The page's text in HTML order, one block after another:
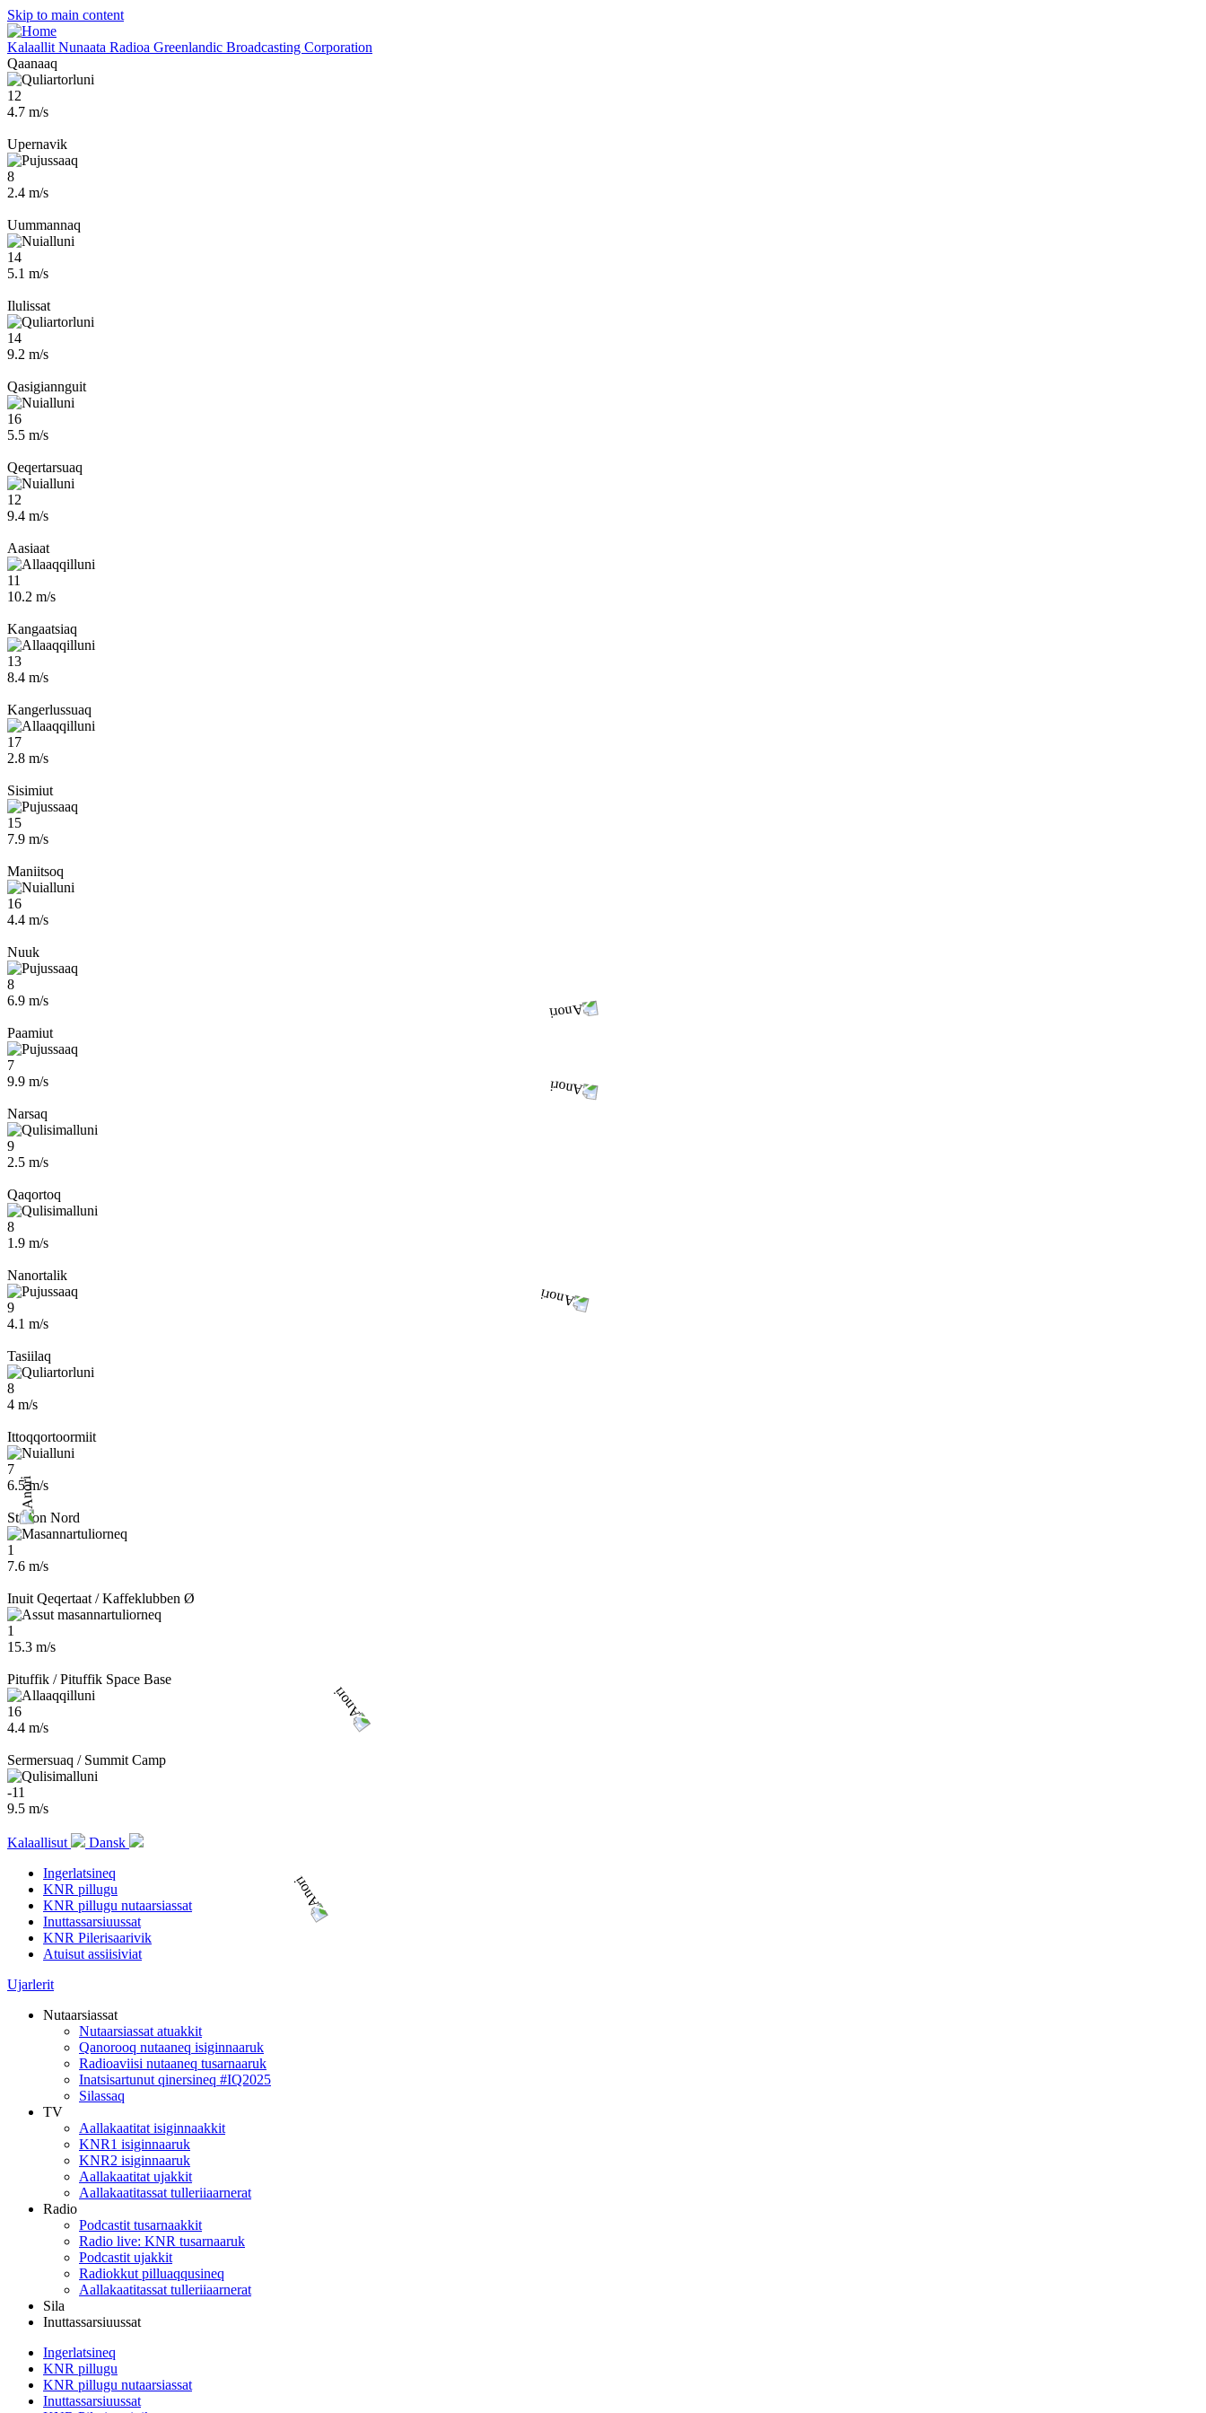
Skip to main content
Kalaallit Nunaata Radioa Greenlandic Broadcasting Corporation
Qaanaaq
12
4.7 m/s
Upernavik
8
2.4 m/s
Uummannaq
14
5.1 m/s
Ilulissat
14
9.2 m/s
Qasigiannguit
16
5.5 m/s
Qeqertarsuaq
12
9.4 m/s
Aasiaat
11
10.2 m/s
Kangaatsiaq
13
8.4 m/s
Kangerlussuaq
17
2.8 m/s
Sisimiut
15
7.9 m/s
Maniitsoq
16
4.4 m/s
Nuuk
8
6.9 m/s
Paamiut
7
9.9 m/s
Narsaq
9
2.5 m/s
Qaqortoq
8
1.9 m/s
Nanortalik
9
4.1 m/s
Tasiilaq
8
4 m/s
Ittoqqortoormiit
7
6.5 m/s
Station Nord
1
7.6 m/s
Inuit Qeqertaat / Kaffeklubben Ø
1
15.3 m/s
Pituffik / Pituffik Space Base
16
4.4 m/s
Sermersuaq / Summit Camp
-11
9.5 m/s
Kalaallisut
Dansk
Ingerlatsineq
KNR pillugu
KNR pillugu nutaarsiassat
Inuttassarsiuussat
KNR Pilerisaarivik
Atuisut assiisiviat
Ujarlerit
Nutaarsiassat
Nutaarsiassat atuakkit
Qanorooq nutaaneq isiginnaaruk
Radioaviisi nutaaneq tusarnaaruk
Inatsisartunut qinersineq #IQ2025
Silassaq
TV
Aallakaatitat isiginnaakkit
KNR1 isiginnaaruk
KNR2 isiginnaaruk
Aallakaatitat ujakkit
Aallakaatitassat tulleriiaarnerat
Radio
Podcastit tusarnaakkit
Radio live: KNR tusarnaaruk
Podcastit ujakkit
Radiokkut pilluaqqusineq
Aallakaatitassat tulleriiaarnerat
Sila
Inuttassarsiuussat
Ingerlatsineq
KNR pillugu
KNR pillugu nutaarsiassat
Inuttassarsiuussat